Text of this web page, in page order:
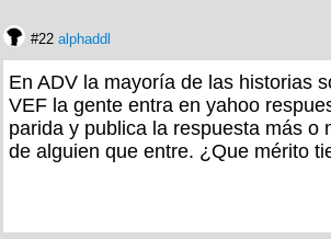
#22 alphaddl
En ADV la mayoría de las historias
VEF la gente entra en yahoo
parida y publica la respuesta más o
de alguien que entre. ¿Que mérito